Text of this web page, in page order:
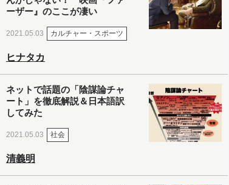
ーザー』のここが凄い
2021.05.03 カルチャー・スポーツ
ヒナタカ
ネットで話題の「陰謀論チャ
ート」を徹底解説＆日本語訳
してみた
2021.05.03 社会
清義明